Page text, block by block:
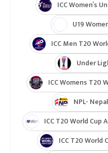
ICC Women’s
U19
ICC Men T20
Under
ICC Womens T20
NPL-
ICC T20 World Cup
ICC T20 World